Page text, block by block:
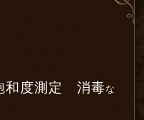
和度測定 消毒な